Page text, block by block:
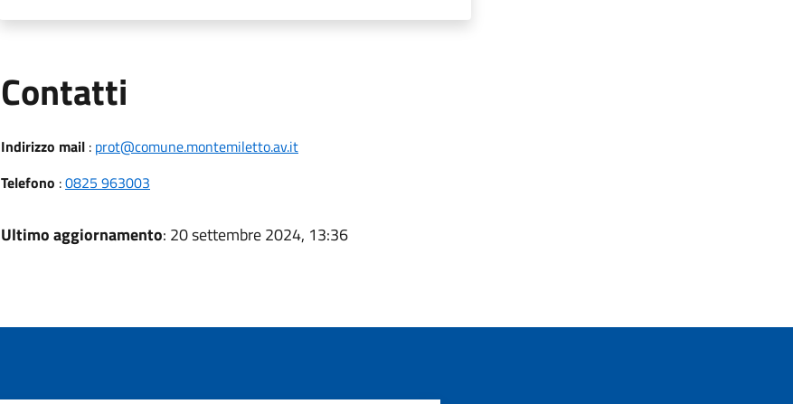
Contatti
Indirizzo mail: prot@comune.montemiletto.av.it
Telefono :0825 963003
Ultimo aggiornamento: 20 settembre 2024, 13:36